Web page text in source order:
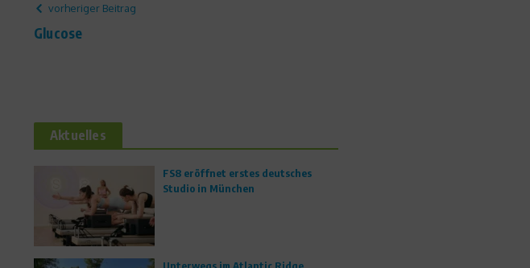
vorheriger Beitrag
Glucose
Aktuelles
FS8 eröffnet erstes deutsches
Studio in München